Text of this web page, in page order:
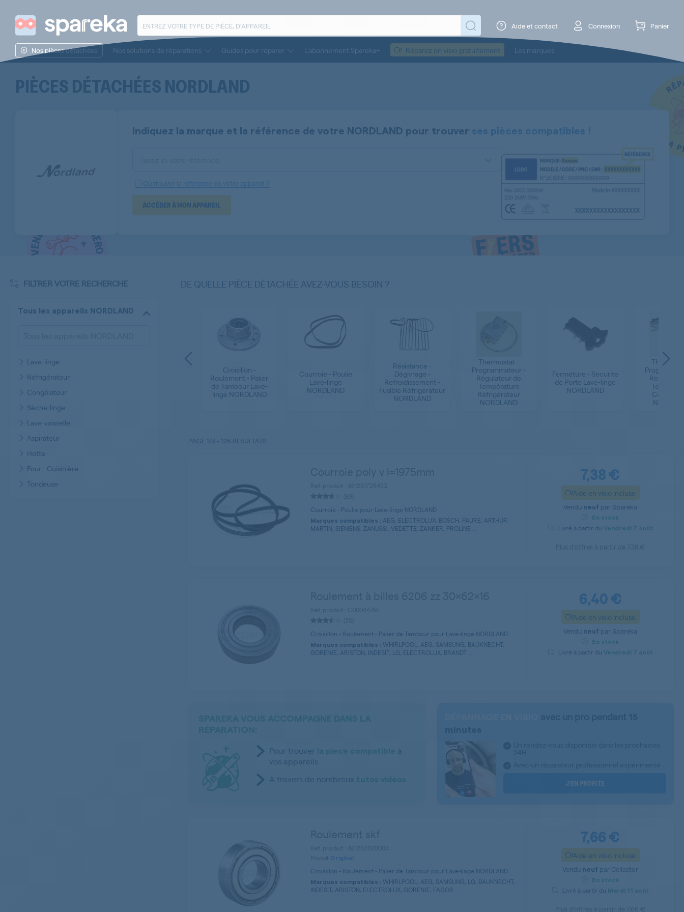
Aide et contact Connexion Panier
Nos pièces détachées Nos solutions de réparations Guides pour réparer L’abonnement Spareka+ Réparez en visio gratuitement Les marques
PIÈCES DÉTACHÉESNORDLAND
Indiquez la marque et la référence de votre NORDLAND pour trouver ses pièces compatibles !
Où trouver la référence de votre appareil ?
ACCÉDER À MON APPAREIL
DE QUELLE PIÈCE DÉTACHÉE AVEZ-VOUS BESOIN ?
Lames - Couteaux
Tondeuse
NORDLAND
Croisillon -
Roulement - Palier
de Tambour Lave-
linge NORDLAND
Courroie - Poulie
Lave-linge
NORDLAND
Résistance -
Dégivrage -
Refroidissement -
Fuslble Réfrigérateur
NORDLAND
Thermostat -
Programmateur -
Régulateur de
Température
Réfrigérateur
NORDLAND
Fermeture - Securite
de Porte Lave-linge
NORDLAND
FILTRER VOTRE RECHERCHE
Tous les appareils NORDLAND
Lave-linge
Réfrigérateur
Congélateur
Sèche-linge
Lave-vaisselle
Aspirateur
Hotte
Four - Cuisinière
Tondeuse
PAGE 1/3 - 126 RESULTATS
Courroie - Poulie pour Lave-linge NORDLAND
Marques compatibles : AEG, ELECTROLUX, BOSCH, FAURE, ARTHUR
MARTIN, SIEMENS, ZANUSSI, VEDETTE, ZANKER, PROLINE ...
7,38 €
Aide en visio incluse
Vendu neuf par Spareka
En stock
Livré à partir du Vendredi 7 août
Croisillon - Roulement - Palier de Tambour pour Lave-linge NORDLAND
Marques compatibles : WHIRLPOOL, AEG, SAMSUNG, BAUKNECHT,
GORENJE, ARISTON, INDESIT, LG, ELECTROLUX, BRANDT ...
6,40 €
Aide en visio incluse
Vendu neuf par Spareka
En stock
Livré à partir du Vendredi 7 août
Pour trouver
à
vos appareils
A travers de nombreux
J’EN PROFITE
Original
Croisillon - Roulement - Palier de Tambour pour Lave-linge NORDLAND
Marques compatibles : WHIRLPOOL, AEG, SAMSUNG, LG, BAUKNECHT,
INDESIT, ARISTON, ELECTROLUX, GORENJE, FAGOR ...
7,66 €
Aide en visio incluse
Vendu neuf par Cellastor
En stock
Livré à partir du Mardi 11 août